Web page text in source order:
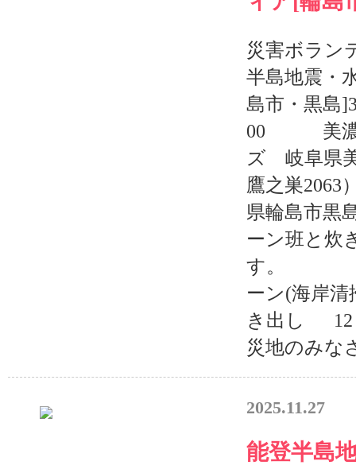
災害ボラ
半島地震・
島市・黒島
00 美濃
ズ 岐阜県
鷹之巣
県輪島市
ーン班と炊
す。
ーン(
き出し
災地のみ
2025.11.27
能登半島